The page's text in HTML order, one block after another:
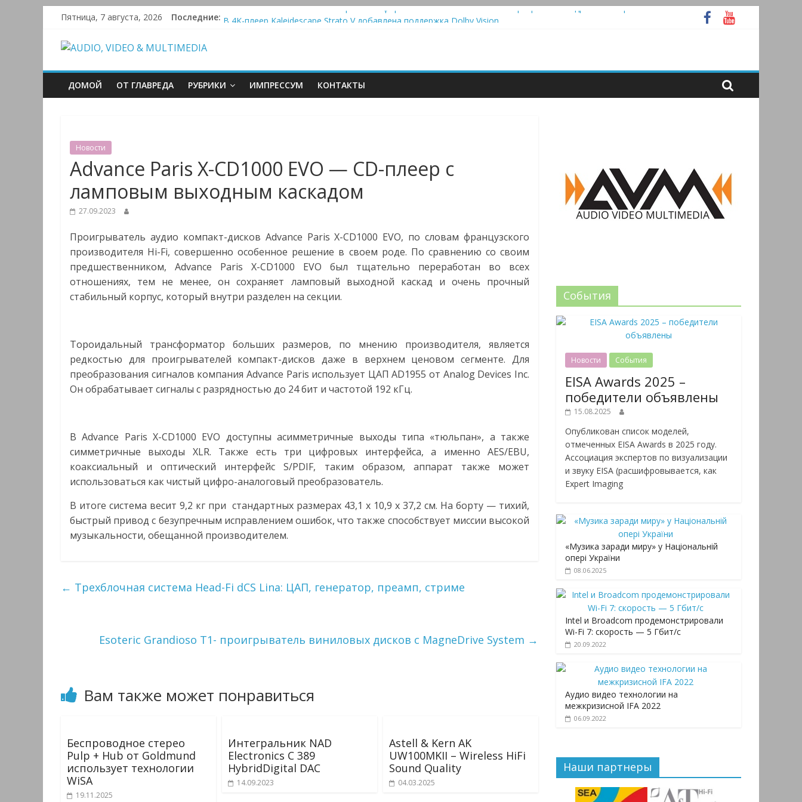
content
Пятница, 7 августа, 2026 Последние:
Активная система Meridian Ellipse: платформа R2 Electronics Platform и программное ядро Atlas Ellipse
AUDIO,
VIDEO
MULTIMEDIA
Аудио,
Видео
ДОМОЙ ОТ ГЛАВРЕДА РУБРИКИ ИМПРЕССУМ КОНТАКТЫ
Новости
Advance Paris X-CD1000 EVO — CD-плеер с
ламповым выходным каскадом
27.09.2023
Проигрыватель аудио компакт-дисков Advance Paris X-CD1000 EVO, по словам французского
производителя Hi-Fi, совершенно особенное решение в своем роде. По сравнению со своим
предшественником, Advance Paris X-CD1000 EVO был тщательно переработан во всех
отношениях, тем не менее, он сохраняет ламповый выходной каскад и очень прочный
стабильный корпус, который внутри разделен на секции.
Тороидальный трансформатор больших размеров, по мнению производителя, является
редкостью для проигрывателей компакт-дисков даже в верхнем ценовом сегменте. Для
преобразования сигналов компания Advance Paris использует ЦАП AD1955 от Analog Devices Inc.
Он обрабатывает сигналы с разрядностью до 24 бит и частотой 192 кГц.
В Advance Paris X-CD1000 EVO доступны асимметричные выходы типа «тюльпан», а также
симметричные выходы XLR. Также есть три цифровых интерфейса, а именно AES/EBU,
коаксиальный и оптический интерфейс S/PDIF, таким образом, аппарат также может
использоваться как чистый цифро-аналоговый преобразователь.
В итоге система весит 9,2 кг при стандартных размерах 43,1 х 10,9 х 37,2 см. На борту — тихий,
быстрый привод с безупречным исправлением ошибок, что также способствует миссии высокой
музыкальности, обещанной производителем.
← Трехблочная система Head-Fi dCS Lina: ЦАП, генератор, преамп, стриме
Esoteric Grandioso T1- проигрыватель виниловых дисков с MagneDrive System →
Вам также может понравиться
Беспроводное стерео
Pulp + Hub от Goldmund
использует технологии
WiSA
19.11.2025
Интегральник NAD
Electronics C 389
HybridDigital DAC
14.09.2023
Astell & Kern AK
UW100MKII – Wireless HiFi
Sound Quality
04.03.2025
События
Новости События
EISA Awards 2025 –
победители объявлены
15.08.2025
Опубликован список моделей,
отмеченных EISA Awards в 2025 году.
Ассоциация экспертов по визуализации
и звуку EISA (расшифровывается, как
Expert Imaging
«Музика заради миру» у Національній
опері України
08.06.2025
Intel и Broadcom продемонстрировали
Wi-Fi 7: скорость — 5 Гбит/с
20.09.2022
Аудио видео технологии на
межкризисной IFA 2022
06.09.2022
Наши партнеры